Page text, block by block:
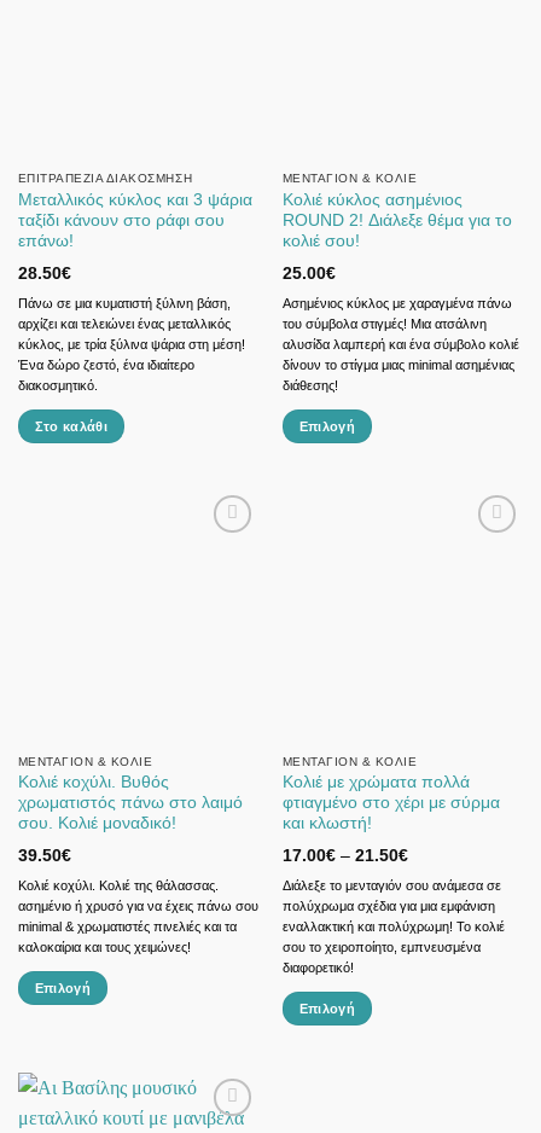
σελίδα
του
προϊόντος
ΕΠΙΤΡΑΠΈΖΙΑ ΔΙΑΚΌΣΜΗΣΗ
Μεταλλικός κύκλος και 3 ψάρια
ταξίδι κάνουν στο ράφι σου
επάνω!
28.50€
Πάνω σε μια κυματιστή ξύλινη βάση,
αρχίζει και τελειώνει ένας μεταλλικός
κύκλος, με τρία ξύλινα ψάρια στη μέση!
Ένα δώρο ζεστό, ένα ιδιαίτερο
διακοσμητικό.
Στο καλάθι
ΜΕΝΤΑΓΙΌΝ & ΚΟΛΙΈ
Κολιέ κύκλος ασημένιος
ROUND 2! Διάλεξε θέμα για το
κολιέ σου!
25.00€
Ασημένιος κύκλος με χαραγμένα πάνω
του σύμβολα στιγμές! Μια ατσάλινη
αλυσίδα λαμπερή και ένα σύμβολο κολιέ
δίνουν το στίγμα μιας minimal ασημένιας
διάθεσης!
Επιλογή
σελίδα
του
προϊόντος
ΜΕΝΤΑΓΙΌΝ & ΚΟΛΙΈ
Κολιέ κοχύλι. Βυθός
χρωματιστός πάνω στο λαιμό
σου. Κολιέ μοναδικό!
39.50€
Κολιέ κοχύλι. Κολιέ της θάλασσας.
ασημένιο ή χρυσό για να έχεις πάνω σου
minimal & χρωματιστές πινελιές και τα
καλοκαίρια και τους χειμώνες!
Επιλογή
έχει
πολλαπλές
ΜΕΝΤΑΓΙΌΝ & ΚΟΛΙΈ
Κολιέ με χρώματα πολλά
φτιαγμένο στο χέρι με σύρμα
και κλωστή!
17.00€ – 21.50€Price
17.00€
through
21.50€
Διάλεξε το μενταγιόν σου ανάμεσα σε
πολύχρωμα σχέδια για μια εμφάνιση
εναλλακτική και πολύχρωμη! Το κολιέ
σου το χειροποίητο, εμπνευσμένα
διαφορετικό!
Επιλογή